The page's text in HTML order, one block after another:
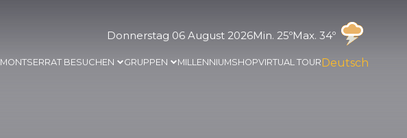
Donnerstag 06 August 2026Min. 25ºMax. 34º
MONTSERRAT BESUCHEN GRUPPEN MILLENNIUMSHOPVIRTUAL TOUR Deutsch